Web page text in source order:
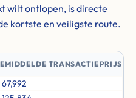
wilt ontlopen, is directe
kortste en veiligste route.
TRANSACTIEPRIJS